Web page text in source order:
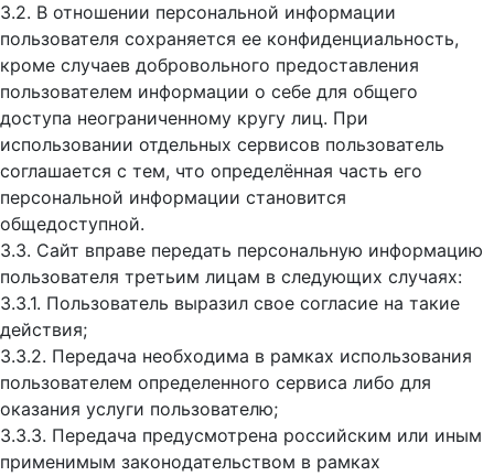
3.2. В отношении персональной информации
пользователя сохраняется ее конфиденциальность,
кроме случаев добровольного предоставления
пользователем информации о себе для общего
доступа неограниченному кругу лиц. При
использовании отдельных сервисов пользователь
соглашается с тем, что определённая часть его
персональной информации становится
общедоступной.
3.3. Сайт вправе передать персональную информацию
пользователя третьим лицам в следующих случаях:
3.3.1. Пользователь выразил свое согласие на такие
действия;
3.3.2. Передача необходима в рамках использования
пользователем определенного сервиса либо для
оказания услуги пользователю;
3.3.3. Передача предусмотрена российским или иным
применимым законодательством в рамках